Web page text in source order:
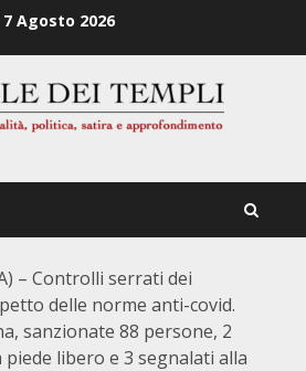
7 Agosto 2026
– Controlli serrati dei
delle norme anti-covid.
sanzionate 88 persone, 2
libero e 3 segnalati alla